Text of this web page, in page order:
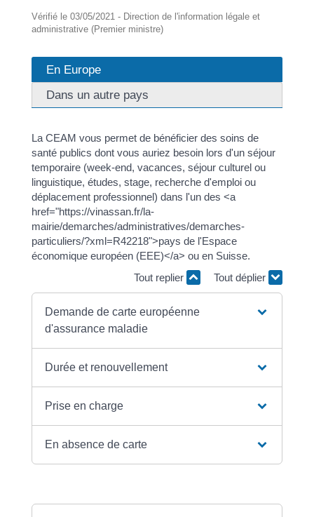
Vérifié le 03/05/2021 - Direction de l'information légale et
administrative (Premier ministre)
En Europe
Dans un autre pays
La CEAM vous permet de bénéficier des soins de
santé publics dont vous auriez besoin lors d'un séjour
temporaire (week-end, vacances, séjour culturel ou
linguistique, études, stage, recherche d'emploi ou
déplacement professionnel) dans l'un des <a
href="https://vinassan.fr/la-
mairie/demarches/administratives/demarches-
particuliers/?xml=R42218">pays de l'Espace
économique européen (EEE)</a> ou en Suisse.
Tout replier
Tout déplier
Demande de carte européenne
d'assurance maladie
Durée et renouvellement
Prise en charge
En absence de carte